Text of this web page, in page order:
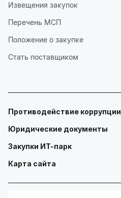
Извещения закупок
Перечень МСП
Положение о закупке
Стать поставщиком
Противодействие коррупции
Юридические документы
Закупки ИТ-парк
Карта сайта